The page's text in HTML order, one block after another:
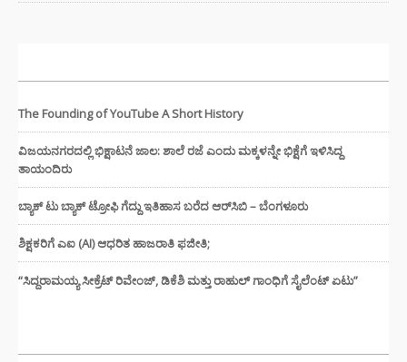
The Founding of YouTube A Short History
ವಿಜಯನಗರದಲ್ಲಿ ಭಿಕ್ಷಾಟನೆ ಜಾಲ: ಶಾಲೆ ರಜೆ ಎಂದು ಮಕ್ಕಳನ್ನೇ ಭಿಕ್ಷೆಗೆ ಇಳಿಸಿದ್ದ
ತಾಯಂದಿರು
ಬ್ಯಾಕ್ ಟು ಬ್ಯಾಕ್ ಟ್ರೋಫಿ ಗೆದ್ದು ಇತಿಹಾಸ ಬರೆದ ಆರ್‌ಸಿಬಿ – ಬೆಂಗಳೂರು
ಶಿಕ್ಷಕರಿಗೆ ಎಐ (AI) ಆಧರಿತ ಹಾಜರಾತಿ ಫಜೀತಿ;
“ಸಿದ್ದರಾಮಯ್ಯ ಸೀಕ್ರೆಟ್ ರಿವೇಂಜ್‌, ಡಿಕೆಶಿ ಮತ್ತು ರಾಹುಲ್‌ ಗಾಂಧಿಗೆ ಸೈಲೆಂಟ್ ಏಟು”